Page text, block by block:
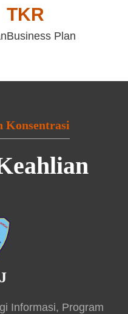
TKR
Business Plan
Konsentrasi
Informasi, Program